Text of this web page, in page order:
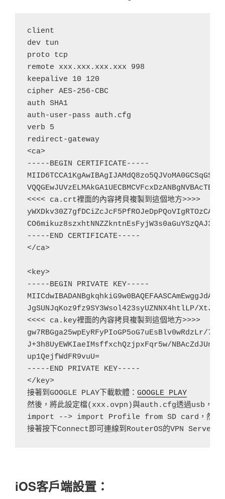
client
dev tun
proto tcp
remote xxx.xxx.xxx.xxx 998
keepalive 10 120
cipher AES-256-CBC
auth SHA1
auth-user-pass auth.cfg
verb 5
redirect-gateway
<ca>
-----BEGIN CERTIFICATE-----
<<<< ca.crt裡面的內容拷貝複製到這個地方>>>>
-----END CERTIFICATE-----
</ca>
<key>
-----BEGIN PRIVATE KEY-----
JgSUNJqKoz9fz9SY3Wsol423syUZNNX4htlLP/
<<<< ca.key裡面的內容拷貝複製到這個地方>>>>
gw7RBGga25wpEyRFyPIoGP5oG7uEsBlv0wRdzLr/
J+3h8UyEWKIaeIMsffxchQzjpxFqr5w/
up1QejfWdFR9vuU=
-----END PRIVATE KEY-----
</key>
接著到GOOGLE PLAY下載軟體： GOOGLE PLAY
然後，將此設定檔(xxx.ovpn)與auth.cfg透過usb，拷
import --> import Profile from SD card，然後選擇
接著按下Connect即可連線到RouterOS的VPN Server
iOS客戶端設置：